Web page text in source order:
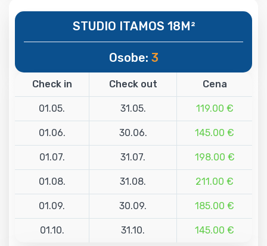
STUDIO ITAMOS 18M²
Osobe: 3
Check in Check out Cena
01.05. 31.05. 119.00 €
01.06. 30.06. 145.00 €
01.07. 31.07. 198.00 €
01.08. 31.08. 211.00 €
01.09. 30.09. 185.00 €
01.10. 31.10. 145.00 €